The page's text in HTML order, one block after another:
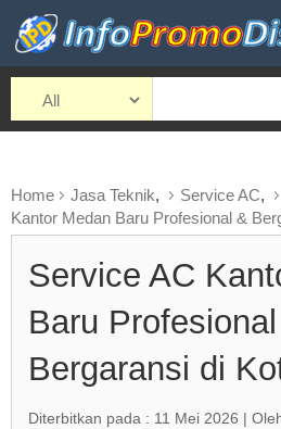
Home Jasa Teknik, Service AC,
Kantor Medan Baru Profesional &
Service AC
Baru
Bergaransi di
Diterbitkan pada : 11 Mei 2026 |